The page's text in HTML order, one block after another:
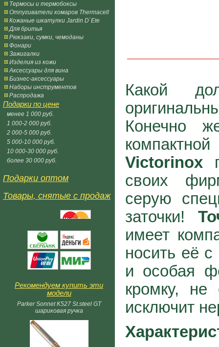
Термосы и термобоксы
Отпугиватели комаров Thermacell
Кожаные шкатулки Jardin D`Ete
Для бритья
Рюкзаки, сумки, чемоданы
Фонари
Зажигалки
Изделия из кожи
Аксессуары для вина
Бизнес-аксессуары
Наборы инструментов
Распродажа
Подарки по цене
менее 1 000 руб.
1 000-2 000 руб.
2 000-5 000 руб.
5 000-10 000 руб.
10 000-30 000 руб.
более 30 000 руб.
Подарки оптом
Товары, снятые с продаж
Рекомендуем купить эти
модели
Parker Sonnet K527 St.steel GT
шариковая ручка
Какой
Конечно
Victorinox
своих
серую
заточки!
имеет
носить её
и особая
кромку, не
исключит